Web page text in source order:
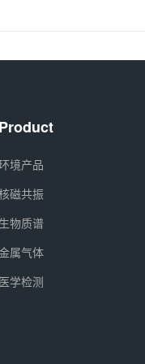
Product
境产品
磁共振
生物质谱
属气体
医学检测